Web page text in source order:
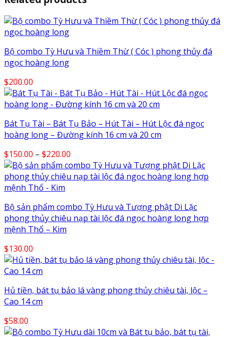
Bộ combo Tỳ Hưu và Thiềm Thừ ( Cóc ) phong thủy đá
ngọc hoàng long
$200.00
Bát Tụ Tài – Bát Tụ Bảo – Hút Tài – Hút Lộc đá ngọc
hoàng long – Đường kính 16 cm và 20 cm
$150.00 – $220.00
range:
$150.00
Bộ sản phẩm combo Tỳ Hưu và Tượng phật Di Lặc
phong thủy chiêu nạp tài lộc đá ngọc hoàng long hợp
mệnh Thổ – Kim
$130.00
Hủ tiền, bát tụ bảo lá vàng phong thủy chiêu tài, lộc –
Cao 14 cm
$58.00